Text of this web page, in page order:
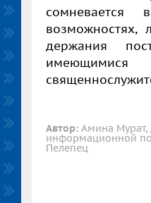
сомневается
возможностях,
держания
Автор: Амина Мурат,
информационной
Пелепец